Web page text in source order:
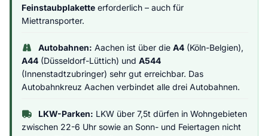
Feinstaubplakette erforderlich – auch für
Miettransporter.
Autobahnen: Aachen ist über die A4(Köln-Belgien),
A44 (Düsseldorf-Lüttich) und A544
(Innenstadtzubringer) sehr gut erreichbar. Das
Autobahnkreuz Aachen verbindet alle drei Autobahnen.
LKW-Parken: LKW über 7,5t dürfen in Wohngebieten
zwischen 22-6 Uhr sowie an Sonn- und Feiertagen nicht